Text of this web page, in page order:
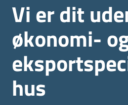
Vi er dit
økonomi-
hus